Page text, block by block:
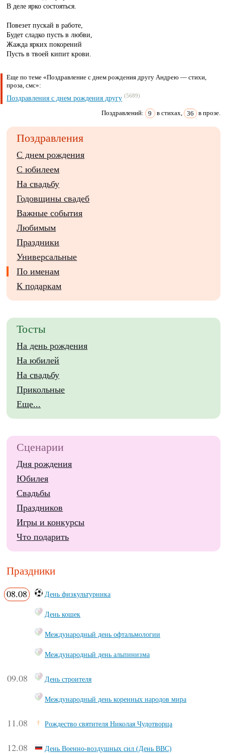
В деле ярко состояться.
Повезет пускай в работе,
Будет сладко пусть в любви,
Жажда ярких покорений
Пусть в твоей кипит крови.
Еще по теме «Поздравление с днем рождения другу Андрею — стихи,
проза, смс»:
Поздравления с днем рождения другу (5689)
Поздравлений: 9 в стихах, 36 в прозе.
Поздравления
С днем рождения
С юбилеем
На свадьбу
Годовщины свадеб
Важные события
Любимым
Праздники
Универсальные
По именам
К подаркам
Тосты
На день рождения
На юбилей
На свадьбу
Прикольные
Еще...
Сценарии
Дня рождения
Юбилея
Свадьбы
Праздников
Игры и конкурсы
Что подарить
Праздники
08.08 День физкультурника
День кошек
Международный день офтальмологии
Международный день альпинизма
09.08 День строителя
Международный день коренных народов мира
11.08 Рождество святителя Николая Чудотворца
12.08 День Военно-воздушных сил (День ВВС)